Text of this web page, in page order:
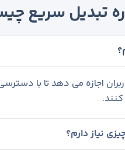
تبدیل سریع
اجازه می دهد تا با
نیاز دارم؟